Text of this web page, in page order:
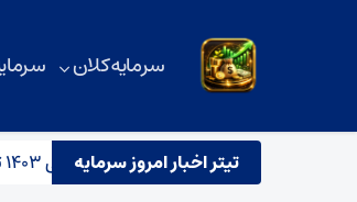
سرمایه کلان
تیتر اخبار امروز سرمایه
آیا قیمت آهن ‌آلات در ماه‌ های پایانی ۱۴۰۳ تثبیت خواهد شد؟